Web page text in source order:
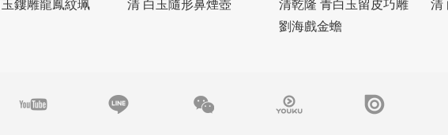
鏤雕龍鳳紋珮 清 白玉隨形鼻煙壺
清乾隆 青白玉留皮巧雕
劉海戲金蟾
清